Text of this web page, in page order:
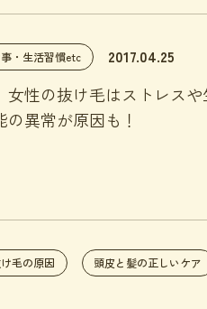
・生活習慣etc 2017.04.25
性の抜け毛はストレスや
異常が原因も！
毛の原因 頭皮と髪の正しいケア